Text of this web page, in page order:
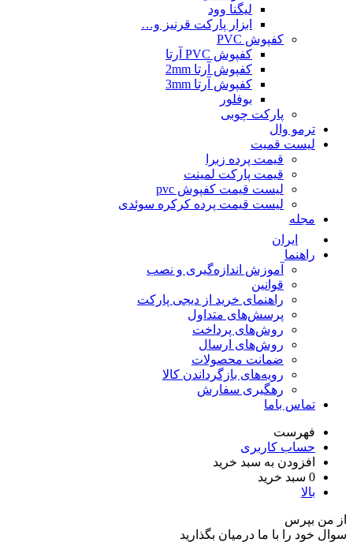
لیگنا وود
ابزار پارکت قرنیز و…
کفپوش PVC
کفپوش PVC آرتا
کفپوش آرتا 2mm
کفپوش آرتا 3mm
بوفلور
پارکت چوبی
ترمو وال
لیست قمیت
قیمت پرده زبرا
قیمت پارکت لمینت
لیست قیمت کفپوش pvc
لیست قیمت پرده کرکره سوئدی
مجله
ایران
راهنما
آموزش اندازه‌گیری و نصب
قوانین
راهنمای خرید از دیجی پارکت
پرسش‌های متداول
روش‌های پرداخت
روش‌های ارسال
ضمانت محصولات
رویه‌های بازگرداندن کالا
رهگیری سفارش
تماس باما
فهرست
حساب کاربری
افزودن به سبد خرید
0 سبد خرید
بالا
از من بپرس
سوال خود را با ما درمیان بگذارید